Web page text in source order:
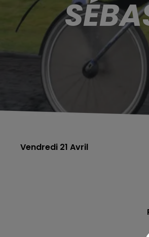
Vendredi 21 Avril